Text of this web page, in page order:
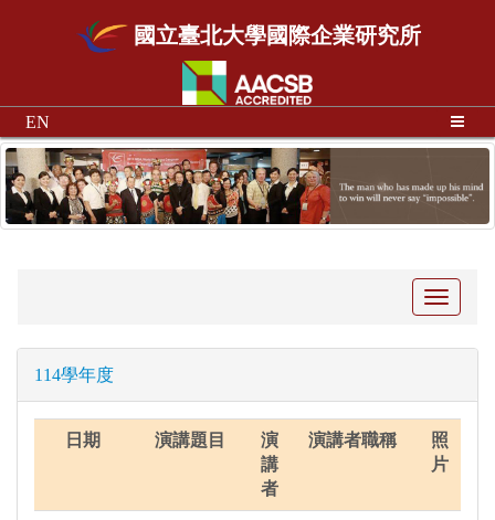
國立臺北大學國際企業研究所
EN
Toggle
114學年度
日期 演講題目
演
講
者
演講者職稱
照
片